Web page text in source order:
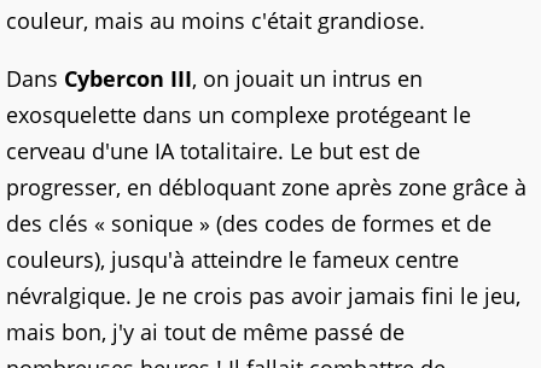
couleur, mais au moins c'était grandiose.
Dans Cybercon III, on jouait un intrus en
exosquelette dans un complexe protégeant le
cerveau d'une IA totalitaire. Le but est de
progresser, en débloquant zone après zone grâce à
des clés « sonique » (des codes de formes et de
couleurs), jusqu'à atteindre le fameux centre
névralgique. Je ne crois pas avoir jamais fini le jeu,
mais bon, j'y ai tout de même passé de